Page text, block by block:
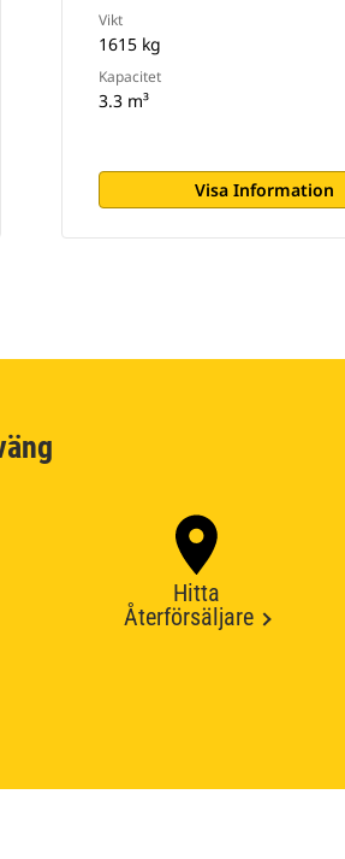
Vikt
1615 kg
Kapacitet
3.3 m³
Visa Information
Hitta
Återförsäljare